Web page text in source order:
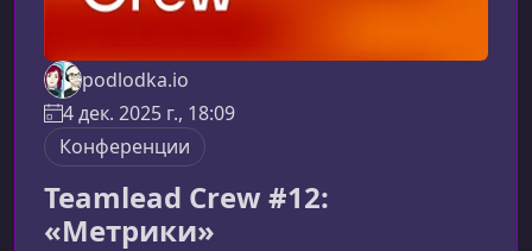
podlodka.io
4 дек. 2025 г., 18:09
Конференции
Teamlead Crew #12:
«Метрики»